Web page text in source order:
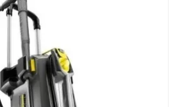
товара и условий сделки.
товары проходят визуальную
клиента мы можем отправить
о состоянии товара на
зависит от наличия товара у